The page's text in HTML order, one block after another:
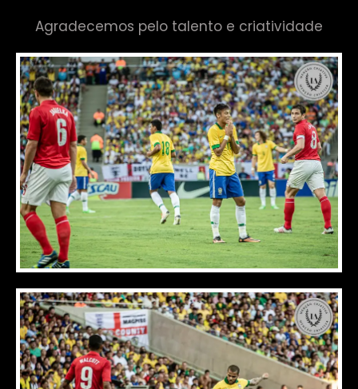
Agradecemos pelo talento e criatividade